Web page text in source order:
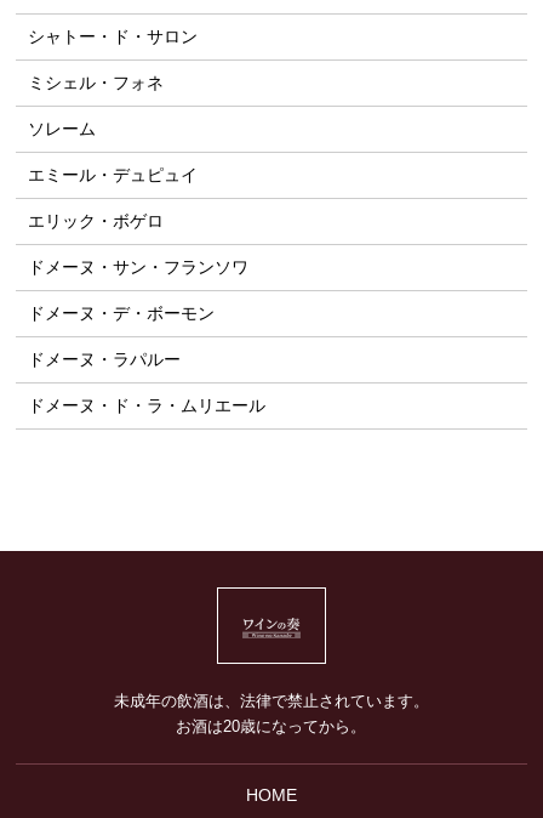
シャトー・ド・サロン
ミシェル・フォネ
ソレーム
エミール・デュピュイ
エリック・ボゲロ
ドメーヌ・サン・フランソワ
ドメーヌ・デ・ボーモン
ドメーヌ・ラパルー
ドメーヌ・ド・ラ・ムリエール
未成年の飲酒は、法律で禁止されています。
お酒は20歳になってから。
HOME